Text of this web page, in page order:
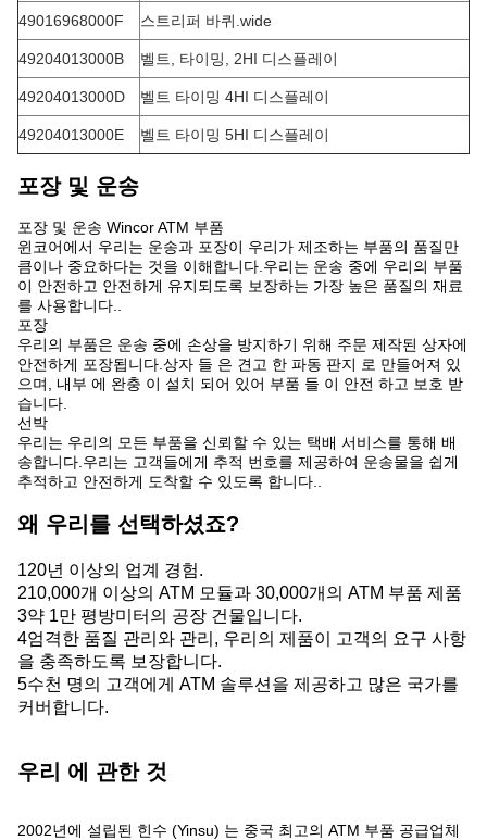
49016968000F 스트리퍼 바퀴.wide
49204013000B 벨트, 타이밍, 2HI 디스플레이
49204013000D 벨트 타이밍 4HI 디스플레이
49204013000E 벨트 타이밍 5HI 디스플레이
포장 및 운송
포장 및 운송 Wincor ATM 부품
윈코어에서 우리는 운송과 포장이 우리가 제조하는 부품의 품질만
큼이나 중요하다는 것을 이해합니다.우리는 운송 중에 우리의 부품
이 안전하고 안전하게 유지되도록 보장하는 가장 높은 품질의 재료
를 사용합니다..
포장
우리의 부품은 운송 중에 손상을 방지하기 위해 주문 제작된 상자에
안전하게 포장됩니다.상자 들 은 견고 한 파동 판지 로 만들어져 있
으며, 내부 에 완충 이 설치 되어 있어 부품 들 이 안전 하고 보호 받
습니다.
선박
우리는 우리의 모든 부품을 신뢰할 수 있는 택배 서비스를 통해 배
송합니다.우리는 고객들에게 추적 번호를 제공하여 운송물을 쉽게
추적하고 안전하게 도착할 수 있도록 합니다..
왜 우리를 선택하셨죠?
120년 이상의 업계 경험.
210,000개 이상의 ATM 모듈과 30,000개의 ATM 부품 제품
3약 1만 평방미터의 공장 건물입니다.
4엄격한 품질 관리와 관리, 우리의 제품이 고객의 요구 사항
을 충족하도록 보장합니다.
5수천 명의 고객에게 ATM 솔루션을 제공하고 많은 국가를
커버합니다.
우리 에 관한 것
2002년에 설립된 힌수 (Yinsu) 는 중국 최고의 ATM 부품 공급업체